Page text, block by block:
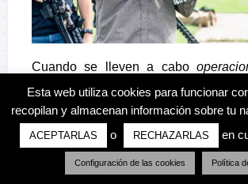
Cuando se lleven a cabo
instrucción y/o adiestramiento
del
donde los individuos se disponen de
forma que no sea unalínea de tiro
persona debe acatar
momento, lo que incluye caídas
Esta web utiliza cookies para funcionar
recopilan y almacenan información sobre tu
ACEPTARLAS o RECHAZARLAS en
Configuración de las cookies Política